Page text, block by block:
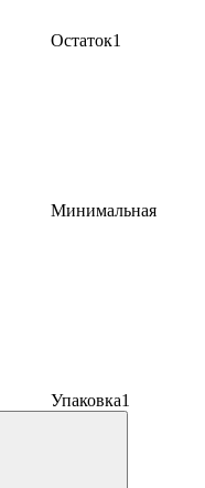
Остаток1
Минимальная
Упаковка1